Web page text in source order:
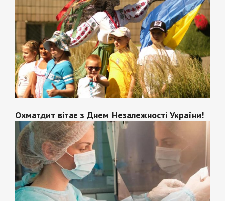
Охматдит вітає з Днем Незалежності України!